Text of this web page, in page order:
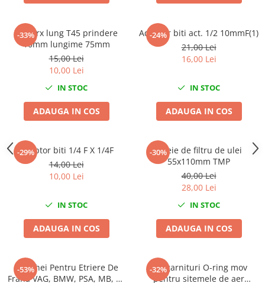
Nissan
Opel
Saab
Seat
Suzuki
Universale
Volkswagen
Scule pentru tinichigerie
Scule Pneumatice
Alte scule pneumatice
Chei cu clichet
-33%
Bit torx lung T45 prindere
10mm lungime 75mm
15,00 Lei
10,00 Lei
IN STOC
ADAUGA IN COS
-24%
Adaptor biti act. 1/2 10mmF(1)
21,00 Lei
16,00 Lei
IN STOC
ADAUGA IN COS
-29%
Adaptor biti 1/4 F X 1/4F
14,00 Lei
10,00 Lei
IN STOC
ADAUGA IN COS
-30%
Cheie de filtru de ulei
55x110mm TMP
40,00 Lei
28,00 Lei
IN STOC
ADAUGA IN COS
-53%
Set Chei Pentru Etriere De
Frana VAG, BMW, PSA, MB, 11
-32%
Set garnituri O-ring mov
pentru sitemele de aer